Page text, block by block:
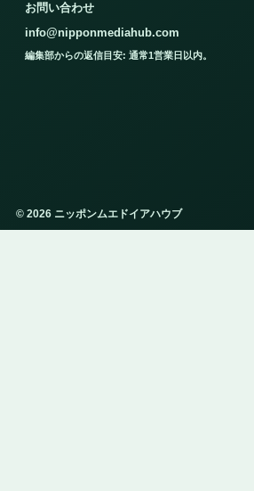
お問い合わせ
info@nipponmediahub.com
編集部からの返信目安: 通常1営業日以内。
© 2026 ニッポンムエドイアハウブ